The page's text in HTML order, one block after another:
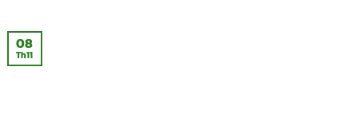
08
Th11